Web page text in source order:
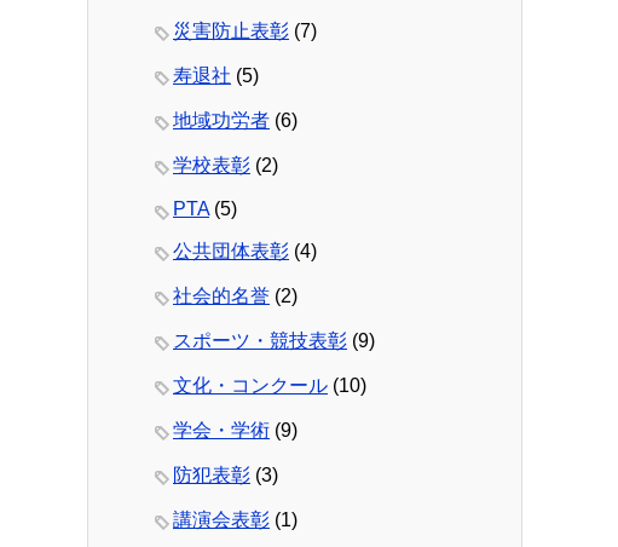
災害防止表彰 (7)
寿退社 (5)
地域功労者 (6)
学校表彰 (2)
PTA(5)
公共団体表彰 (4)
社会的名誉 (2)
スポーツ・競技表彰 (9)
文化・コンクール (10)
学会・学術 (9)
防犯表彰 (3)
講演会表彰 (1)